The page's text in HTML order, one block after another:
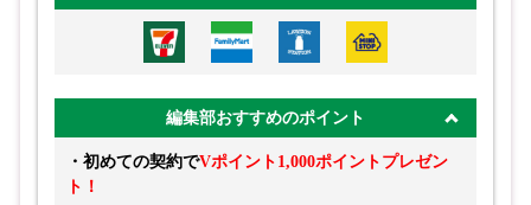
編集部おすすめのポイント
・初めての契約でVポイント1,000ポイントプレゼン
ト！